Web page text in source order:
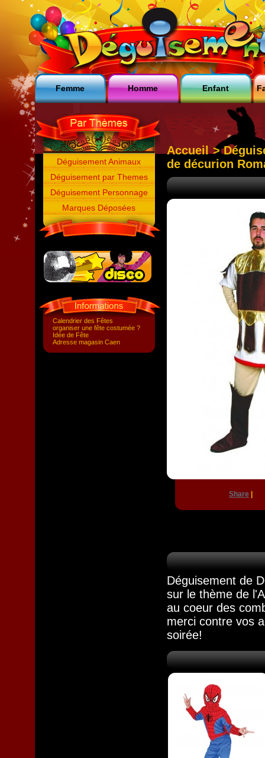
Femme Homme Enfant
Déguisement Animaux
Déguisement par Themes
Déguisement Personnage
Marques Déposées
Calendrier des Fêtes
organiser une fête costumée ?
Idée de Fête
Adresse magasin Caen
Accueil >
de décurion
Share
Déguisement de
sur le thème de
au coeur des
merci contre vos
soirée!